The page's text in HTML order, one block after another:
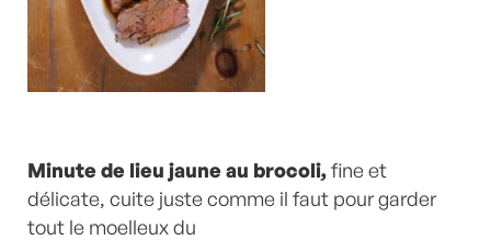
Minute de lieu jaune au brocoli,fine et
délicate, cuite juste comme il faut pour garder
tout le moelleux du